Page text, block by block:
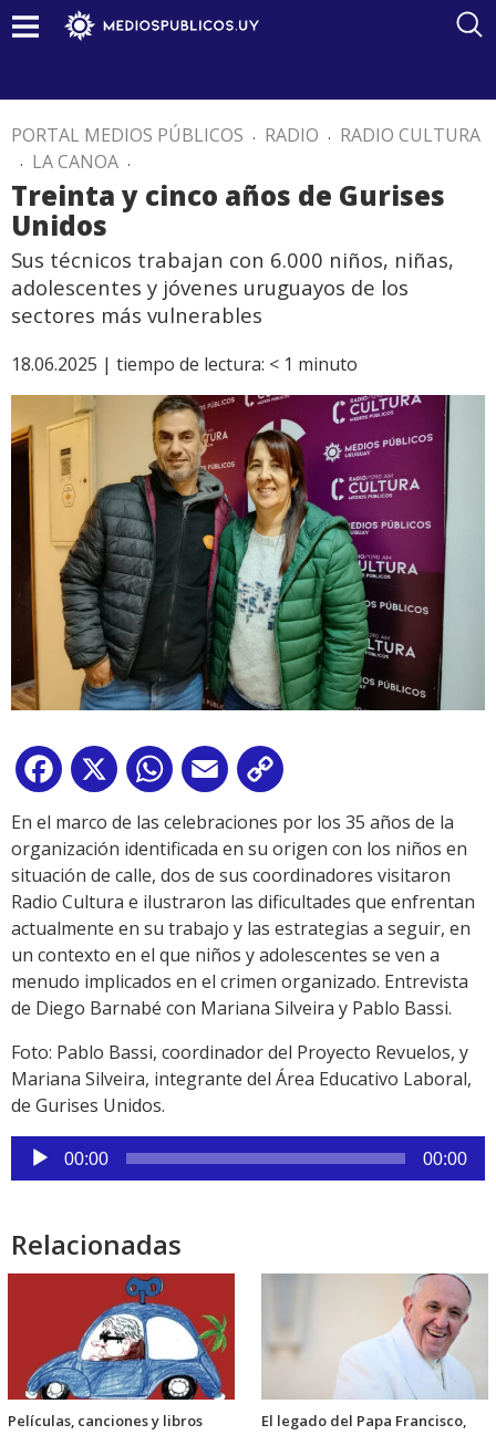
PORTAL MEDIOS PÚBLICOS . RADIO . RADIO CULTURA
. LA CANOA .
Treinta y cinco años de Gurises
Unidos
Sus técnicos trabajan con 6.000 niños, niñas,
adolescentes y jóvenes uruguayos de los
sectores más vulnerables
18.06.2025 | tiempo de lectura: < 1 minuto
Facebook
X WhatsApp
Email
Link
En el marco de las celebraciones por los 35 años de la
organización identificada en su origen con los niños en
situación de calle, dos de sus coordinadores visitaron
Radio Cultura e ilustraron las dificultades que enfrentan
actualmente en su trabajo y las estrategias a seguir, en
un contexto en el que niños y adolescentes se ven a
menudo implicados en el crimen organizado. Entrevista
de Diego Barnabé con Mariana Silveira y Pablo Bassi.
Foto: Pablo Bassi, coordinador del Proyecto Revuelos, y
Mariana Silveira, integrante del Área Educativo Laboral,
de Gurises Unidos.
Reproductor
de
00:00 00:00
Relacionadas
Películas, canciones y libros
El legado del Papa Francisco,